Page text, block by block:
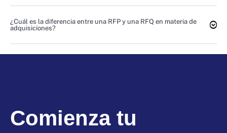
¿Cuál es la diferencia entre una RFP y una RFQ en materia de
adquisiciones?
Comienza tu